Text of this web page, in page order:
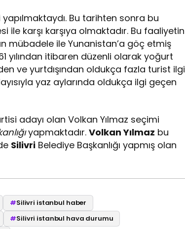
Bu tarihten sonra bu
karşı karşıya olmaktadır. Bu faaliyetin
mübadele ile Yunanistan’a göç etmiş
yılından itibaren düzenli olarak yoğurt
ve yurtdışından oldukça fazla turist ilgi
yaz aylarında oldukça ilgi geçen
adayı olan Volkan Yılmaz seçimi
yapmaktadır.Volkan Yılmaz bu
Silivri Belediye Başkanlığı yapmış olan
#Silivri istanbul haber
#Silivri istanbul hava durumu